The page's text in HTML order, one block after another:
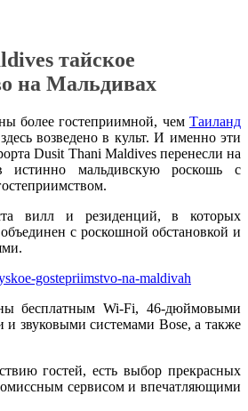
тайское
на Мальдивах
более гостеприимной, чем Таиланд
возведено в культ. И именно эти
Dusit Thani Maldives перенесли на
истинно мальдивскую роскошь с
вилл и резиденций, в которых
с роскошной обстановкой и
бесплатным Wi-Fi, 46-дюймовыми
звуковыми системами Bose, а также
гостей, есть выбор прекрасных
сервисом и впечатляющими